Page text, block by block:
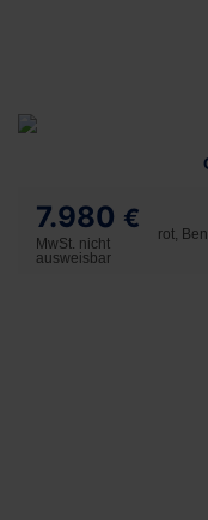
7.980 €
MwSt. nicht
ausweisbar
rot,